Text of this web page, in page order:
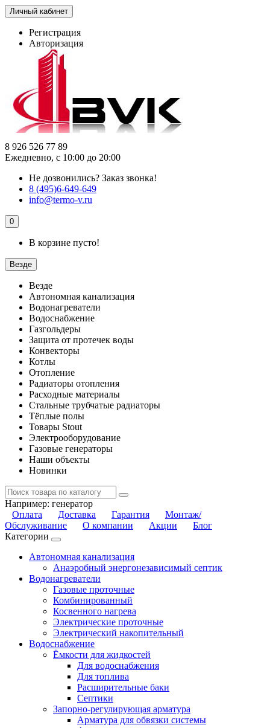
Личный кабинет
Регистрация
Авторизация
8 926 526 77 89
Ежедневно, с 10:00 до 20:00
Не дозвонились? Заказ звонка!
8 (495)6-649-649
info@termo-v.ru
0
В корзине пусто!
Везде
Везде
Автономная канализация
Водонагреватели
Водоснабжение
Газгольдеры
Защита от протечек воды
Конвекторы
Котлы
Отопление
Радиаторы отопления
Расходные материалы
Стальные трубчатые радиаторы
Тёплые полы
Товары Stout
Электрооборудование
Газовые генераторы
Наши объекты
Новинки
Например: генератор
Оплата
Доставка Гарантия
Монтаж/
Обслуживание
О компании Акции
Блог
Категории
Автономная канализация
Анаэробный энергонезависимый септик
Водонагреватели
Газовые проточные
Комбинированный
Косвенного нагрева
Электрические проточные
Электрический накопительный
Водоснабжение
Ёмкости для жидкостей
Для водоснабжения
Для топлива
Расширительные баки
Септики
Запорно-регулирующая арматура
Арматура для обвязки системы